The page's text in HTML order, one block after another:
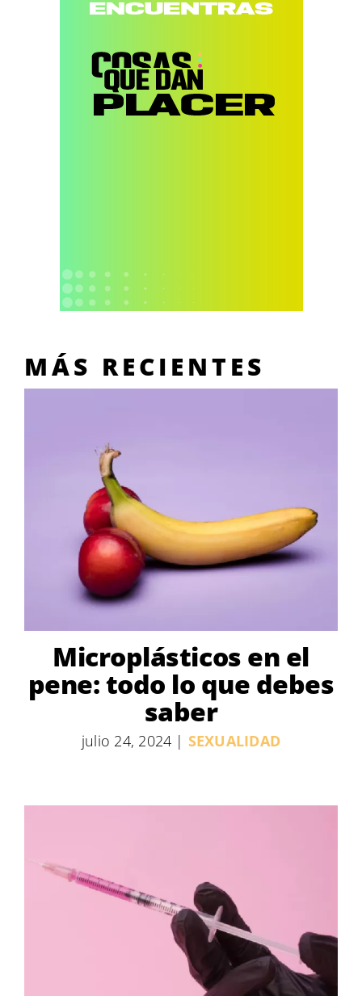
MÁS RECIENTES
Microplásticos en el
pene: todo lo que debes
saber
julio 24, 2024 | SEXUALIDAD